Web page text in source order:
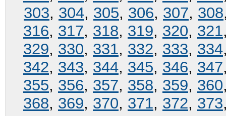
303, 304, 305, 306, 307, 308
316, 317, 318, 319, 320, 321
329, 330, 331, 332, 333, 334
342, 343, 344, 345, 346, 347
355, 356, 357, 358, 359, 360
368, 369, 370, 371, 372, 373